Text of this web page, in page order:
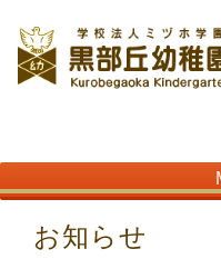
神奈川県平塚市の「学校法人ミヅ
な住宅街にある静か
to
content
お知らせ